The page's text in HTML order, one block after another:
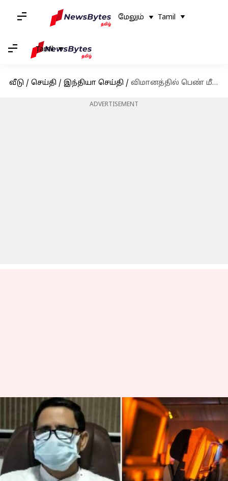
மேலும் Tamil
Tamil
வீடு / செய்தி / இந்தியா செய்தி / விமானத்தில் பெண் மீது சிறுநீர் கழித்த நபர் கைது - கைதான ஷங்கர் மிஸ்ராவின் தந்தை பேட்டி
ADVERTISEMENT
விமானத்தில் பெண் மீது
சிறுநீர் கழித்த நபர் கைது -
கைதான ஷங்கர்
மிஸ்ராவின் தந்தை பேட்டி
எழுதியவர் Nivetha P Jan 07, 2023 05:00 pm